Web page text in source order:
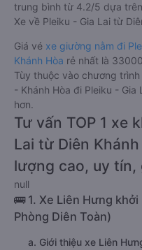
trung bình từ 4.2/5 dựa
Xe về Pleiku - Gia Lai từ
Giá vé xe giường nằm đi
Khánh Hòa rẻ nhất là
Tùy thuộc vào chương
- Khánh Hòa đi Pleiku -
hơn.
Tư vấn TOP 1 xe
Lai từ Diên
lượng cao, uy
null
🚌 1. Xe Liên Hưng
Phòng Diên Toàn)
a. Giới thiệu xe Liên